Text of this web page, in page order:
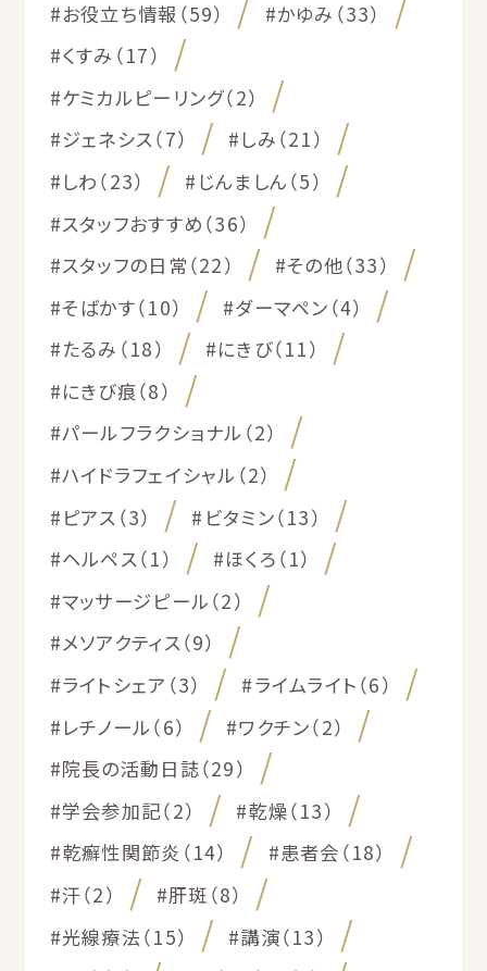
#お役立ち情報（59）
#かゆみ（33）
#くすみ（17）
#ケミカルピーリング（2）
#ジェネシス（7）
#しみ（21）
#しわ（23）
#じんましん（5）
#スタッフおすすめ（36）
#スタッフの日常（22）
#その他（33）
#そばかす（10）
#ダーマペン（4）
#たるみ（18）
#にきび（11）
#にきび痕（8）
#パールフラクショナル（2）
#ハイドラフェイシャル（2）
#ピアス（3）
#ビタミン（13）
#ヘルペス（1）
#ほくろ（1）
#マッサージピール（2）
#メソアクティス（9）
#ライトシェア（3）
#ライムライト（6）
#レチノール（6）
#ワクチン（2）
#院長の活動日誌（29）
#学会参加記（2）
#乾燥（13）
#乾癬性関節炎（14）
#患者会（18）
#汗（2）
#肝斑（8）
#光線療法（15）
#講演（13）